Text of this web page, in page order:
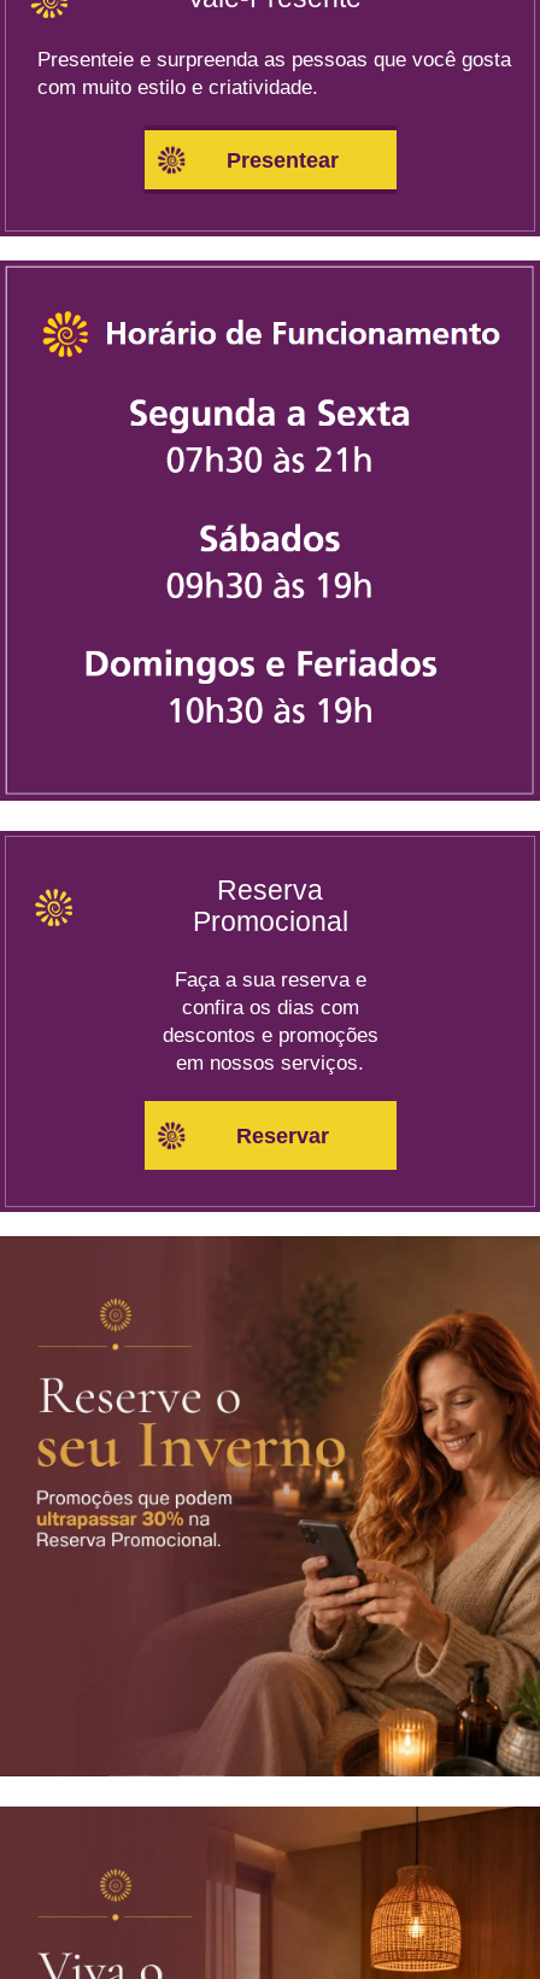
Presenteie e surpreenda as pessoas que você gosta
com muito estilo e criatividade.
Presentear
Reserva
Promocional
Faça a sua reserva e
confira os dias com
descontos e promoções
em nossos serviços.
Reservar